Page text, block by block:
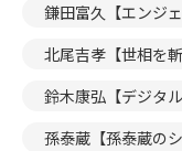
鎌田富久【エンジェ
北尾吉孝【世相を斬
鈴木康弘【デジタ
孫泰蔵【孫泰蔵の